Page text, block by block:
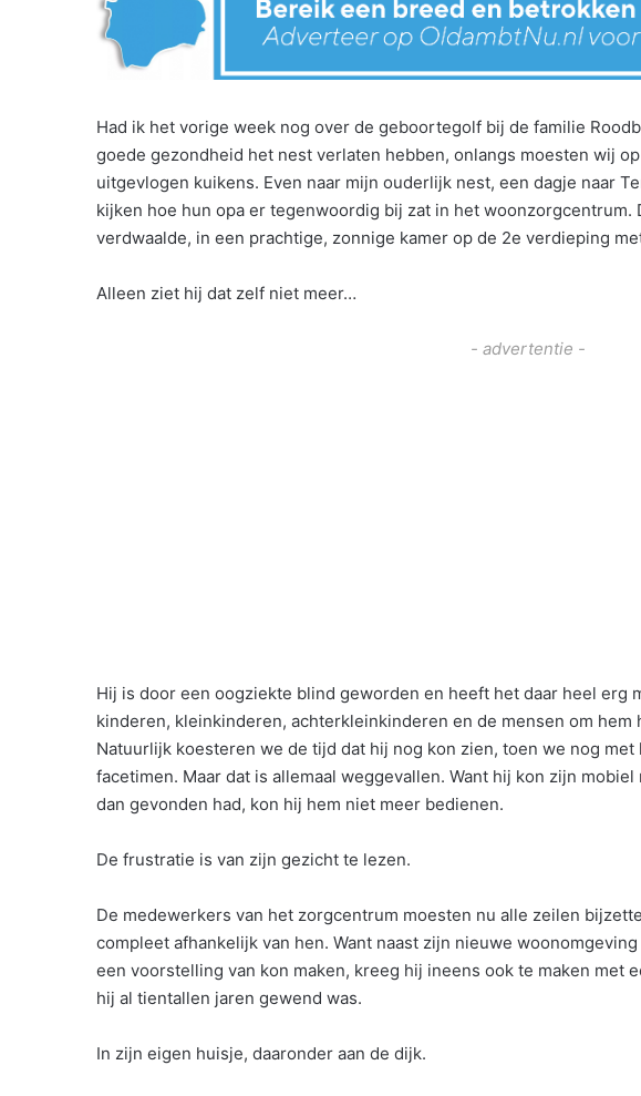
Had ik het vorige week nog over de geboortegolf bij de familie
goede gezondheid het nest verlaten hebben, onlangs moesten wij
uitgevlogen kuikens. Even naar mijn ouderlijk nest, een dagje naar
kijken hoe hun opa er tegenwoordig bij zat in het
verdwaalde, in een prachtige, zonnige kamer op de 2e verdieping
Alleen ziet hij dat zelf niet meer…
- advertentie -
Hij is door een oogziekte blind geworden en heeft het daar heel erg
kinderen, kleinkinderen, achterkleinkinderen en de mensen om
Natuurlijk koesteren we de tijd dat hij nog kon zien, toen we nog
facetimen. Maar dat is allemaal weggevallen. Want hij kon zijn
dan gevonden had, kon hij hem niet meer bedienen.
De frustratie is van zijn gezicht te lezen.
De medewerkers van het zorgcentrum moesten nu alle zeilen
compleet afhankelijk van hen. Want naast zijn nieuwe
een voorstelling van kon maken, kreeg hij ineens ook te maken met
hij al tientallen jaren gewend was.
In zijn eigen huisje, daaronder aan de dijk.